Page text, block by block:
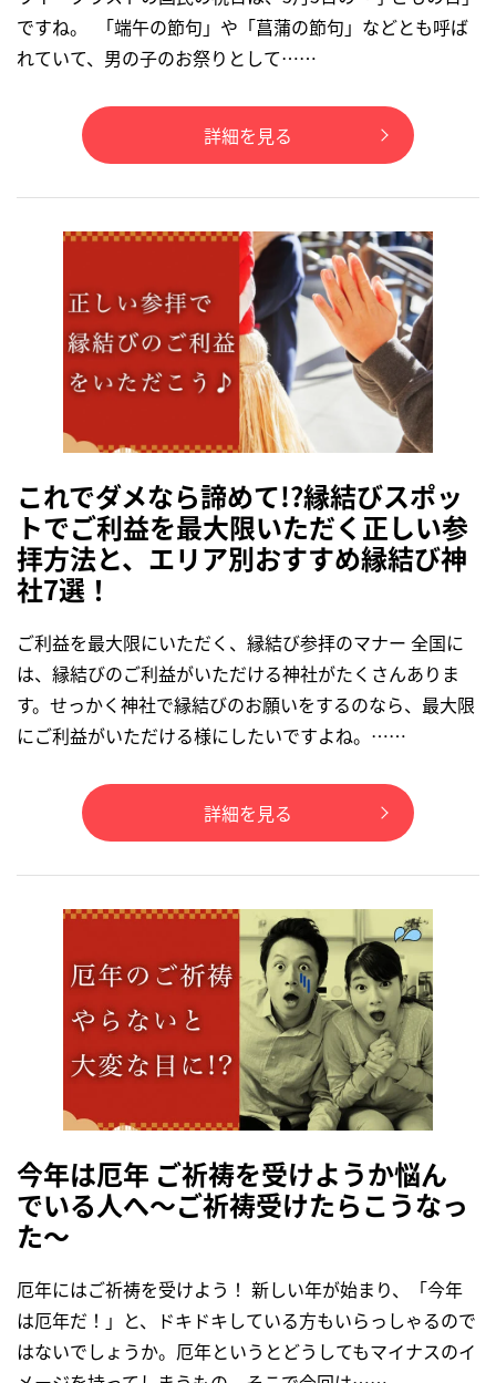
ですね。 「端午の節句」や「菖蒲の節句」などとも呼ば
れていて、男の子のお祭りとして……
詳細を見る
これでダメなら諦めて!?縁結びスポッ
トでご利益を最大限いただく正しい参
拝方法と、エリア別おすすめ縁結び神
社7選！
ご利益を最大限にいただく、縁結び参拝のマナー 全国に
は、縁結びのご利益がいただける神社がたくさんありま
す。せっかく神社で縁結びのお願いをするのなら、最大限
にご利益がいただける様にしたいですよね。……
詳細を見る
今年は厄年 ご祈祷を受けようか悩ん
でいる人へ〜ご祈祷受けたらこうなっ
た〜
厄年にはご祈祷を受けよう！ 新しい年が始まり、「今年
は厄年だ！」と、ドキドキしている方もいらっしゃるので
はないでしょうか。厄年というとどうしてもマイナスのイ